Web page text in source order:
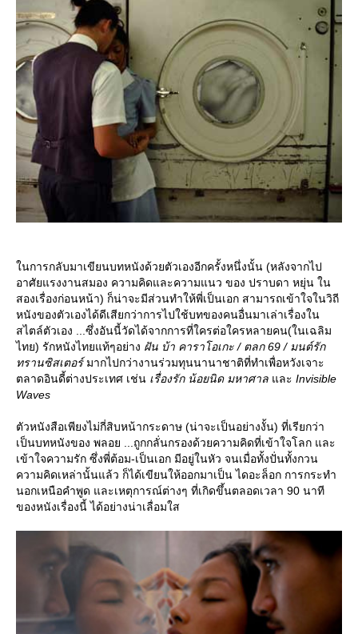
นการกลับมาเขียนบทหนังด้วยตัวเองอีกครั้งหนึ่งนั้น (หลังจากไป
อาศัยแรงงานสมอง ความคิดและความแนว ของ ปราบดา หยุ่น ใน
สองเรื่องก่อนหน้า) ก็น่าจะมีส่วนทำให้พี่เป็นเอก สามารถเข้าใจในวิถี
หนังของตัวเองได้ดีเสียกว่าการไปใช้บทของคนอื่นมาเล่าเรื่องใน
สไตล์ตัวเอง ...ซึ่งอันนี้วัดได้จากการที่ใครต่อใครหลายคน(ในเฉลิม
ไทย) รักหนังไทยแท้ๆอย่าง ฝัน บ้า คาราโอเกะ / ตลก 69 / มนต์รัก
ทรานซิสเตอร์มากไปกว่างานร่วมทุนนานาชาติที่ทำเพื่อหวังเจาะ
ตลาดอินดี้ต่างประเทศ เช่น เรื่องรัก น้อยนิด มหาศาล ละ Invisible
Waves
ตัวหนังสือเพียงไม่กี่สิบหน้ากระดาษ (น่าจะเป็นอย่างงั้น) ที่เรียกว่า
เป็นบทหนังของ พลอย ...ถูกกลั่นกรองด้วยความคิดที่เข้าใจโลก และ
เข้าใจความรัก ซึ่งพี่ต้อม-เป็นเอก มีอยู่ในหัว จนเมื่อทั้งปั่นทั้งกวน
ความคิดเหล่านั้นแล้ว ก็ได้เขียนให้ออกมาเป็น ไดอะล็อก การกระทำ
นอกเหนือคำพูด และเหตุการณ์ต่างๆ ที่เกิดขึ้นตลอดเวลา 90 นาที
ของหนังเรื่องนี้ ได้อย่างน่าเลื่อมใส